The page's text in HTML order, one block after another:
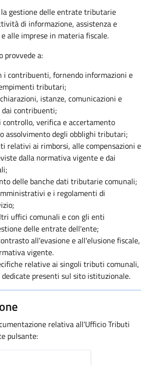
gestione delle entrate tributarie
di informazione, assistenza e
alle imprese in materia fiscale.
provvede a:
i contribuenti, fornendo informazioni e
tributari;
istanze, comunicazioni e
contribuenti;
verifica e accertamento
assolvimento degli obblighi tributari;
relativi ai rimborsi, alle compensazioni e
dalla normativa vigente e dai
delle banche dati tributarie comunali;
e i regolamenti di
uffici comunali e con gli enti
delle entrate dell'ente;
all'evasione e all'elusione fiscale,
vigente.
relative ai singoli tributi comunali,
presenti sul sito istituzionale.
relativa all'Ufficio Tributi
pulsante: